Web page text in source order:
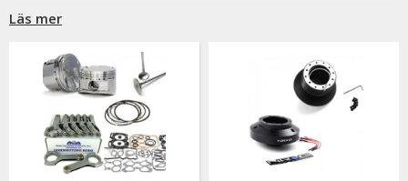
Är det något som du funderar över eller inte hittar i vårt
Till Honda S2000.
Läs mer